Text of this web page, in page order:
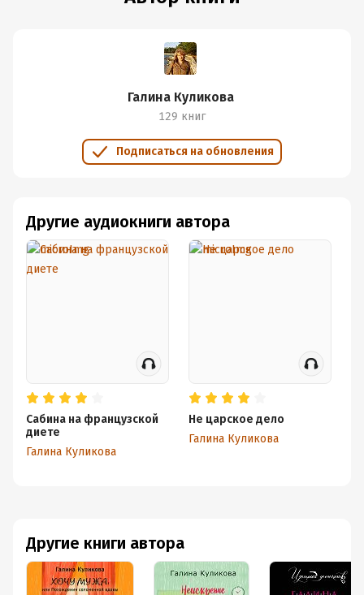
Галина Куликова
129 книг
Подписаться на обновления
Другие книги автора
Другие аудиокниги автора
Сабина на французской
диете
Галина Куликова
Не царское дело
Галина Куликова